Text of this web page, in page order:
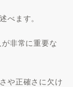
べます。
非常に重要な
や正確さに欠け